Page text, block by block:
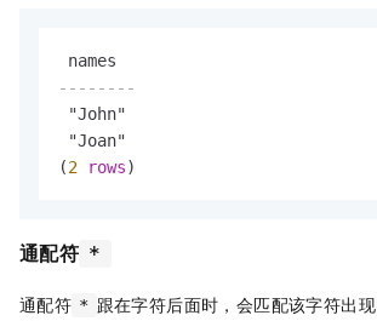
--------
"John"
"Joan"
(2 rows)
通配符 *
通配符 * 跟在字符后面时，会匹配该字符出现